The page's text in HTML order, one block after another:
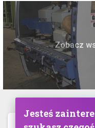
Zobacz
Jesteś